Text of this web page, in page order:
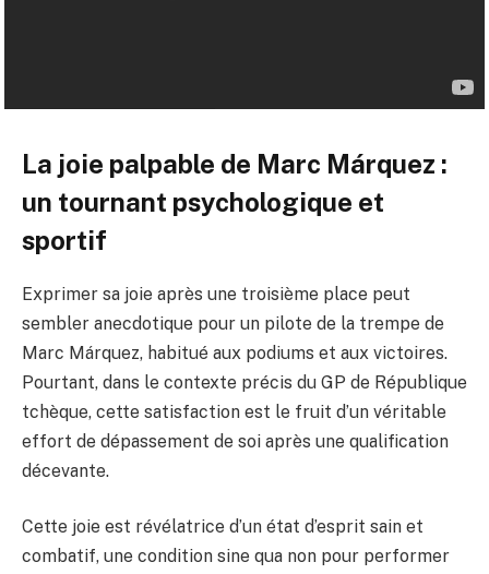
La joie palpable de Marc Márquez :
un tournant psychologique et
sportif
Exprimer sa joie après une troisième place peut
sembler anecdotique pour un pilote de la trempe de
Marc Márquez, habitué aux podiums et aux victoires.
Pourtant, dans le contexte précis du GP de République
tchèque, cette satisfaction est le fruit d’un véritable
effort de dépassement de soi après une qualification
décevante.
Cette joie est révélatrice d’un état d’esprit sain et
combatif, une condition sine qua non pour performer